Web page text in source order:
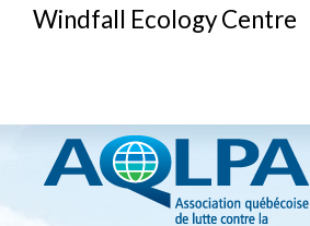
Windfall Ecology Centre